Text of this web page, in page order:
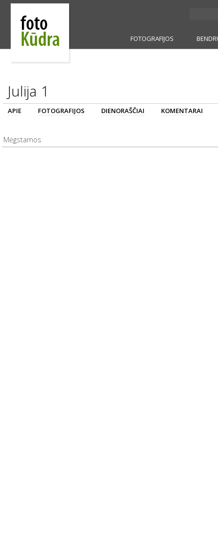
FOTOGRAFIJOS
Julija 1
APIE FOTOGRAFIJOS DIENORAŠČIAI KOMENTARAI
Mėgstamos